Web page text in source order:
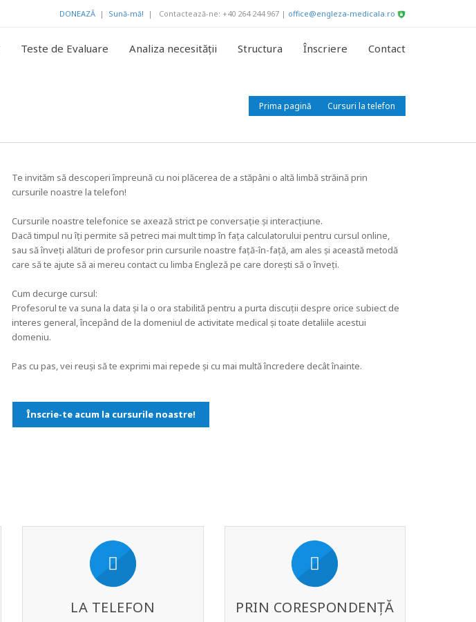
DONEAZĂ | Sună-mă! | Contactează-ne: +40 264 244 967 | office@engleza-medicala.ro
Teste de Evaluare Analiza necesității Structura Înscriere Contact
Prima pagină Cursuri la telefon
Te invităm să descoperi împreună cu noi plăcerea de a stăpâni o altă limbă străină prin
cursurile noastre la telefon!
Cursurile noastre telefonice se axează strict pe conversație și interacțiune.
Dacă timpul nu îți permite să petreci mai mult timp în fața calculatorului pentru cursul online,
sau să înveți alături de profesor prin cursurile noastre față-în-față, am ales și această metodă
care să te ajute să ai mereu contact cu limba Engleză pe care dorești să o înveți.
Cum decurge cursul:
Profesorul te va suna la data și la o ora stabilită pentru a purta discuții despre orice subiect de
interes general, începând de la domeniul de activitate medical și toate detaliile acestui
domeniu.
Pas cu pas, vei reuși să te exprimi mai repede și cu mai multă încredere decât înainte.
Înscrie-te acum la cursurile noastre!
LA TELEFON PRIN CORESPONDENȚĂ